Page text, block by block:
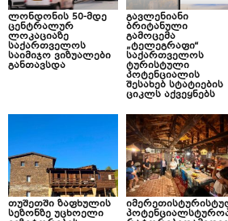
ლონდონის 50-მდე
ცენტრალურ
ლოკაციაზე
საქართველოს
საიმიჯო ვიზუალები
განთავსდა
გავლენიანი
ბრიტანული
გამოცემა
„ტელეგრაფი“
საქართველოს
ტურისტული
პოტენციალის
შესახებ სტატიების
ციკლს აქვეყნებს
თუშეთში ზაფხულის
სეზონზე უცხოელი